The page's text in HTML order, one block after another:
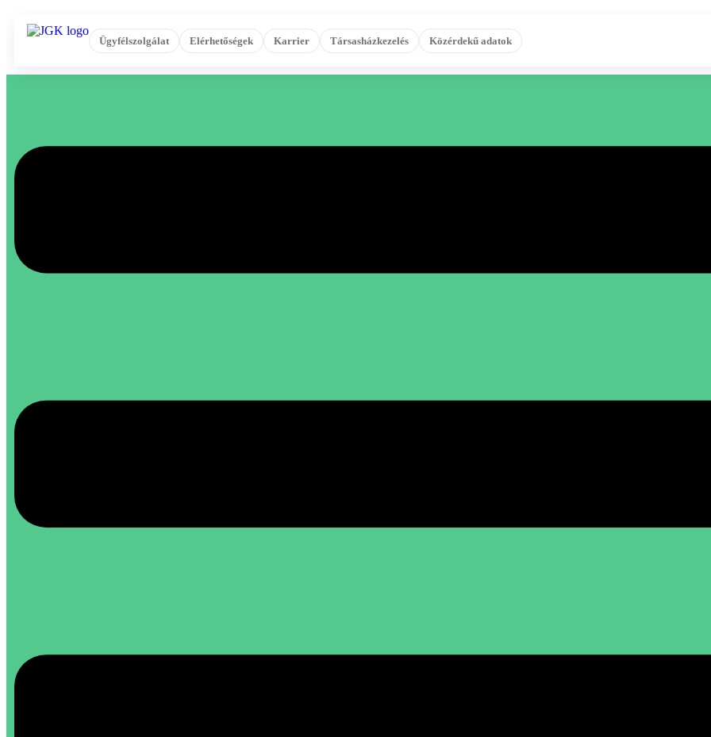
Ügyfélszolgálat Elérhetőségek Karrier Társasházkezelés Közérdekű adatok